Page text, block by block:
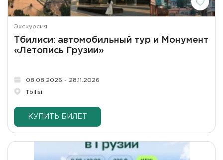
Экскурсия
Тбилиси: автомобильный тур и Монумент
«Летопись Грузии»
08.08.2026 - 28.11.2026
Tbilisi
КУПИТЬ БИЛЕТ